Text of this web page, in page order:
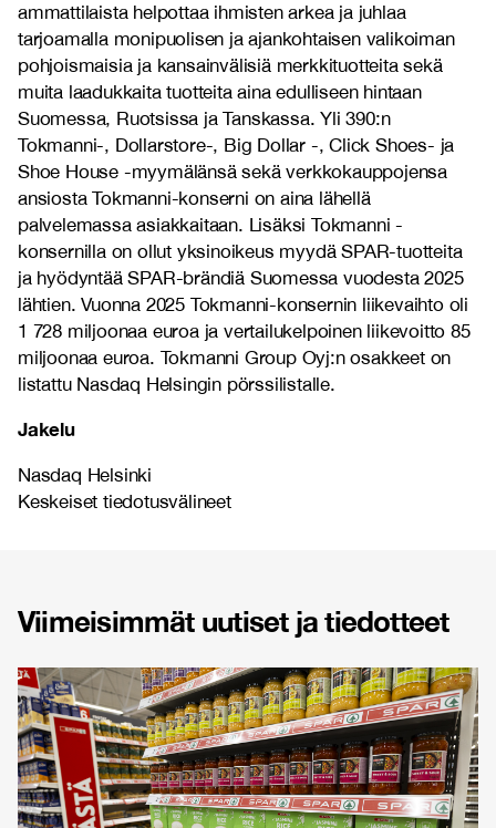
ammattilaista helpottaa ihmisten arkea ja juhlaa
tarjoamalla monipuolisen ja ajankohtaisen valikoiman
pohjoismaisia ja kansainvälisiä merkkituotteita sekä
muita laadukkaita tuotteita aina edulliseen hintaan
Suomessa, Ruotsissa ja Tanskassa. Yli 390:n
Tokmanni-, Dollarstore-, Big Dollar -, Click Shoes- ja
Shoe House -myymälänsä sekä verkkokauppojensa
ansiosta Tokmanni-konserni on aina lähellä
palvelemassa asiakkaitaan. Lisäksi Tokmanni -
konsernilla on ollut yksinoikeus myydä SPAR-tuotteita
ja hyödyntää SPAR-brändiä Suomessa vuodesta 2025
lähtien. Vuonna 2025 Tokmanni-konsernin liikevaihto oli
1 728 miljoonaa euroa ja vertailukelpoinen liikevoitto85
miljoonaa euroa. Tokmanni Group Oyj:n osakkeet on
listattu Nasdaq Helsingin pörssilistalle.
Jakelu
Nasdaq Helsinki
Keskeiset tiedotusvälineet
Viimeisimmät uutiset ja tiedotteet